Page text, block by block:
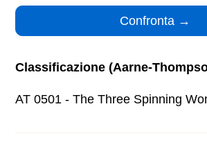
Classificazione (Aarne-
AT 0501 - The Three Spinning